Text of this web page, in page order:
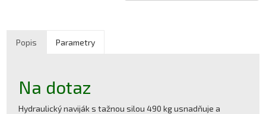
Popis Parametry
Na dotaz
Hydraulický naviják s tažnou silou 490 kg usnadňuje a